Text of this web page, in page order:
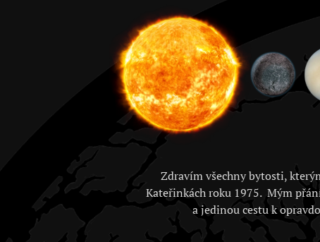
Zdravím všechny bytosti,
Kateřinkách roku 1975. Mým
a jedinou cestu k